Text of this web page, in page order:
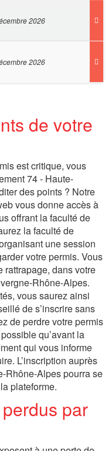
2026
2026
de votre
est critique, vous
74 - Haute-
des points ? Notre
vous donne accès à
offrant la faculté de
la faculté de
une session
votre permis. Vous
rattrapage, dans votre
Rhône-Alpes.
vous saurez ainsi
de s’inscrire sans
de perdre votre permis
qu’avant la
qui vous informe
L’inscription auprès
Rhône-Alpes pourra se
plateforme.
par